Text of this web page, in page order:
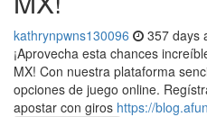
kathrynpwns130096 357 days
¡Aprovecha esta chances
MX! Con nuestra plataforma
opciones de juego online.
apostar con giros https://